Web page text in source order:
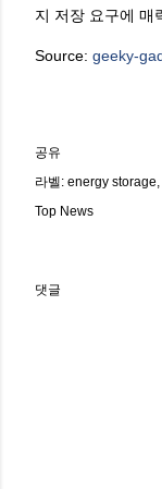
지 저장 요구에 매
Source: geeky-
공유
라벨: energy storage
Top News
댓글